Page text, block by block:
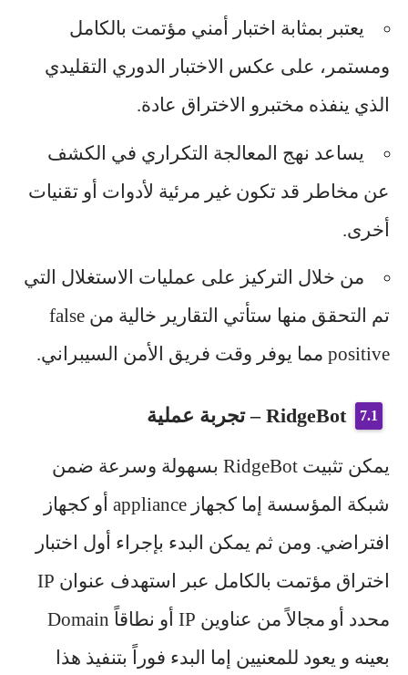
يعتبر بمثابة اختبار أمني مؤتمت بالكامل
ومستمر، على عكس الاختبار الدوري التقليدي
الذي ينفذه مختبرو الاختراق عادة.
يساعد نهج المعالجة التكراري في الكشف
عن مخاطر قد تكون غير مرئية لأدوات أو تقنيات
أخرى.
من خلال التركيز على عمليات الاستغلال التي
تم التحقق منها ستأتي التقارير خالية من false
positive مما يوفر وقت فريق الأمن السيبراني.
RidgeBot – تجربة عملية
يمكن تثبيت RidgeBot بسهولة وسرعة ضمن
شبكة المؤسسة إما كجهاز appliance أو كجهاز
افتراضي. ومن ثم يمكن البدء بإجراء أول اختبار
اختراق مؤتمت بالكامل عبر استهدف عنوان IP
محدد أو مجالاً من عناوين IP أو نطاقاً Domain
بعينه و يعود للمعنيين إما البدء فوراً بتنفيذ هذا